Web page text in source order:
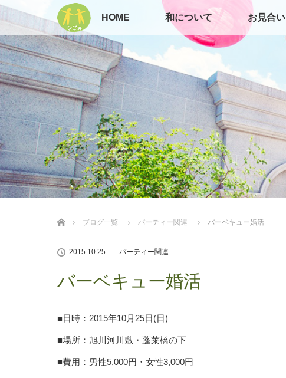
HOME 和について お見合い
ブログ一覧
パーティー関連 バーベキュー婚活
2015.10.25 パーティー関連
バーベキュー婚活
■日時：2015年10月25日(日)
■場所：旭川河川敷・蓬莱橋の下
■費用：男性5,000円・女性3,000円